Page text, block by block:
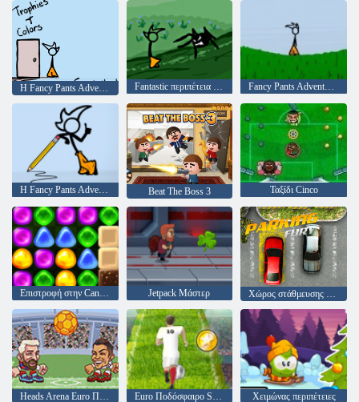
Η Fancy Pants Adventure: World 2 Fantastic περιπέτεια παντελόνι Fancy Pants Adventure 2
Η Fancy Pants Adventure: Κόσμος 3 Beat The Boss 3 Ταξίδι Cinco
Επιστροφή στην Candyland 4: Lollipop Κήπος Jetpack Μάστερ Χώρος στάθμευσης μανία
Heads Arena Euro Ποδόσφαιρο Euro Ποδόσφαιρο Sprint Χειμώνας περιπέτειες